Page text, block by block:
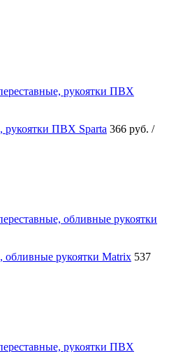
рукоятки ПВХ Sparta 366 руб. /
рукоятки Matrix 537